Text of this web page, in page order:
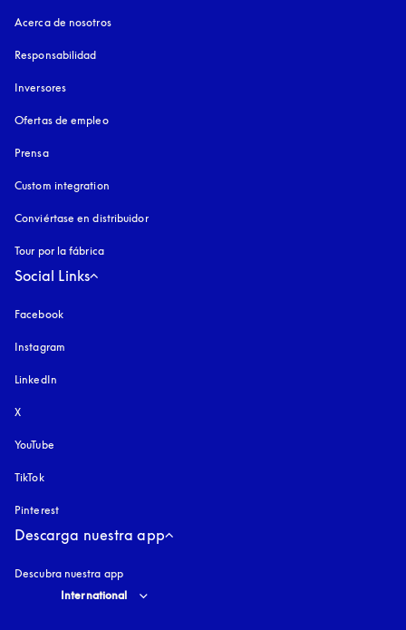
Acerca de nosotros
Responsabilidad
Inversores
Ofertas de empleo
Prensa
Custom integration
Conviértase en distribuidor
Tour por la fábrica
Social Links
Facebook
Instagram
LinkedIn
X
YouTube
TikTok
Pinterest
Descarga nuestra app
Descubra nuestra app
Select country and language
International